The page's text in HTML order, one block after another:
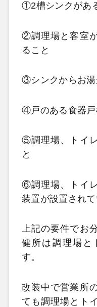
①2槽シンクがあ
②調理場と客室
ること
③シンクからお湯
④戸のある食器戸
⑤調理場、トイ
と
⑥調理場、トイ
装置が設置され
上記の要件でお
健所は調理場と
す。
改装中で営業所
ても調理場とト